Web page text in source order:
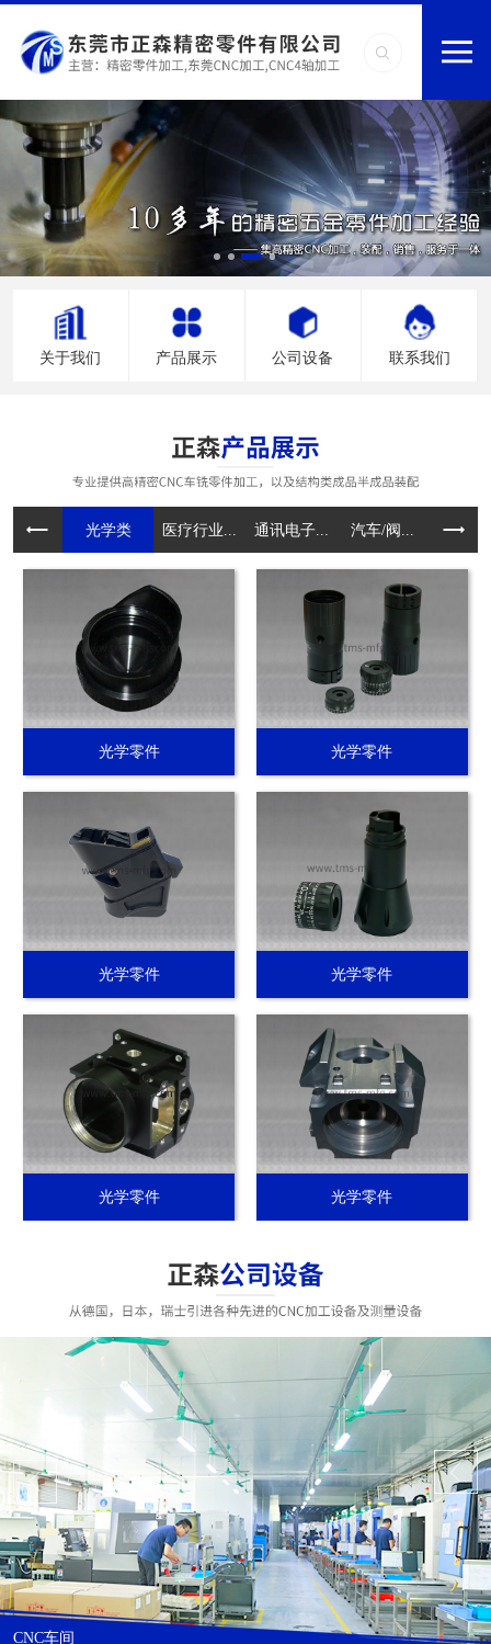
关于我们 产品展示 公司设备 联系我们
光学类 医疗行业... 通讯电子... 汽车/阀... 电动工
光学零件 光学零件
光学零件 光学零件
光学零件 光学零件
CNC车间